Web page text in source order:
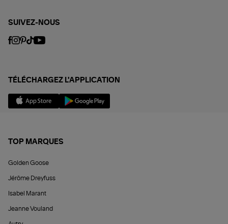
SUIVEZ-NOUS
TÉLÉCHARGEZ L'APPLICATION
TOP MARQUES
Golden Goose
Jérôme Dreyfuss
Isabel Marant
Jeanne Vouland